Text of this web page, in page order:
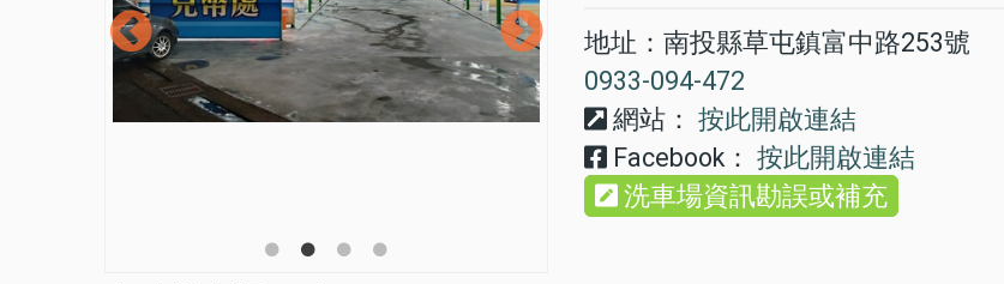
地址：南投縣草屯鎮富中路253號
0933-094-472
網站： 按此開啟連結
Facebook： 按此開啟連結
洗車場資訊勘誤或補充